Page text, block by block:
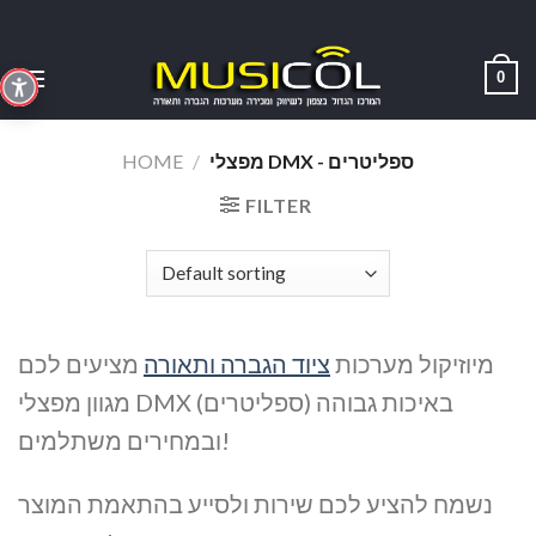
content
0
HOME /
מפצלי DMX - ספליטרים
FILTER
מיוזיקול מערכות ציוד הגברה ותאורה מציעים לכם
מגוון מפצלי DMX (ספליטרים) באיכות גבוהה
ובמחירים משתלמים!
נשמח להציע לכם שירות ולסייע בהתאמת המוצר